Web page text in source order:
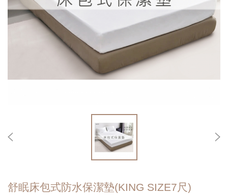
舒眠床包式防水保潔墊(KING SIZE7尺)